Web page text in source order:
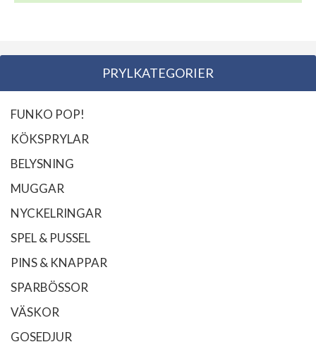
PRYLKATEGORIER
FUNKO POP!
KÖKSPRYLAR
BELYSNING
MUGGAR
NYCKELRINGAR
SPEL & PUSSEL
PINS & KNAPPAR
SPARBÖSSOR
VÄSKOR
GOSEDJUR